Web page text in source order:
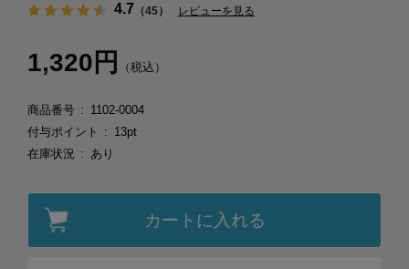
4.7 （45） レビューを見る
1,320円 （税込）
商品番号
1102-0004
付与ポイント
13pt
在庫状況
あり
カートに入れる